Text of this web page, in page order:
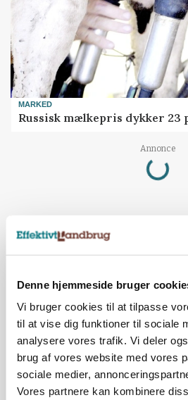
Denne hjemmeside bruger
Vi bruger cookies til at tilpasse
til at vise dig funktioner til sociale
analysere vores trafik. Vi deler
brug af vores website med vores
sociale medier,
Vores partnere kan kombinere
MARKED
Russisk mælkepris dykker 23
Annonce
Loading...
BUSINESS